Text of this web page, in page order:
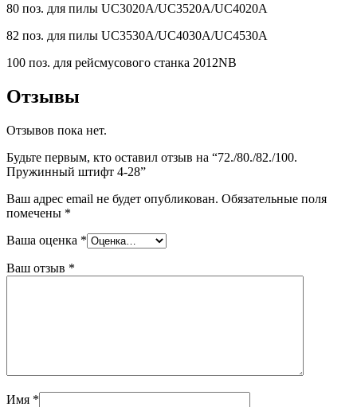
80 поз. для пилы UC3020A/UC3520A/UC4020A
82 поз. для пилы UC3530A/UC4030A/UC4530A
100 поз. для рейсмусового станка 2012NB
Отзывы
Отзывов пока нет.
Будьте первым, кто оставил отзыв на “72./80./82./100.
Пружинный штифт 4-28”
Ваш адрес email не будет опубликован. Обязательные поля
помечены *
Ваша оценка *
Ваш отзыв *
Имя *